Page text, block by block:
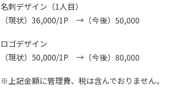
名刺デザイン（1人目）
（現状）36,000/1P →（今後）50,000
ロゴデザイン
（現状）50,000/1P →（今後）80,000
※上記金額に管理費、税は含んでおりません。